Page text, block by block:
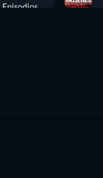
Episodios